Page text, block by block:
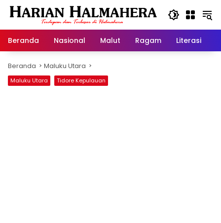
Langsung
Beranda
Nasional Malut Ragam Literasi
Beranda Maluku Utara
Maluku Utara Tidore Kepulauan